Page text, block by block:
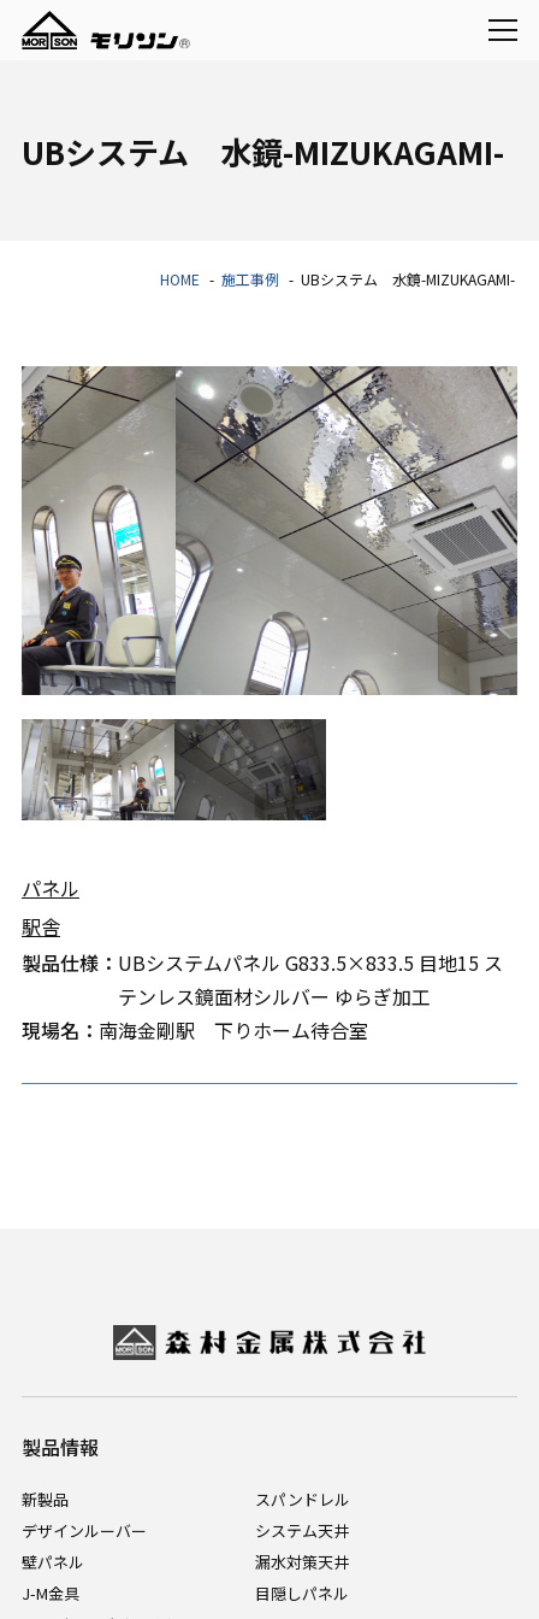
UBシステム 水鏡-MIZUKAGAMI-
HOME 施工事例 UBシステム 水鏡-MIZUKAGAMI-
パネル
駅舎
製品仕様： UBシステムパネル G833.5×833.5 目地15 ス
テンレス鏡面材シルバー ゆらぎ加工
現場名： 南海金剛駅 下りホーム待合室
製品情報
新製品
スパンドレル
デザインルーバー
システム天井
壁パネル
漏水対策天井
J-M金具
目隠しパネル